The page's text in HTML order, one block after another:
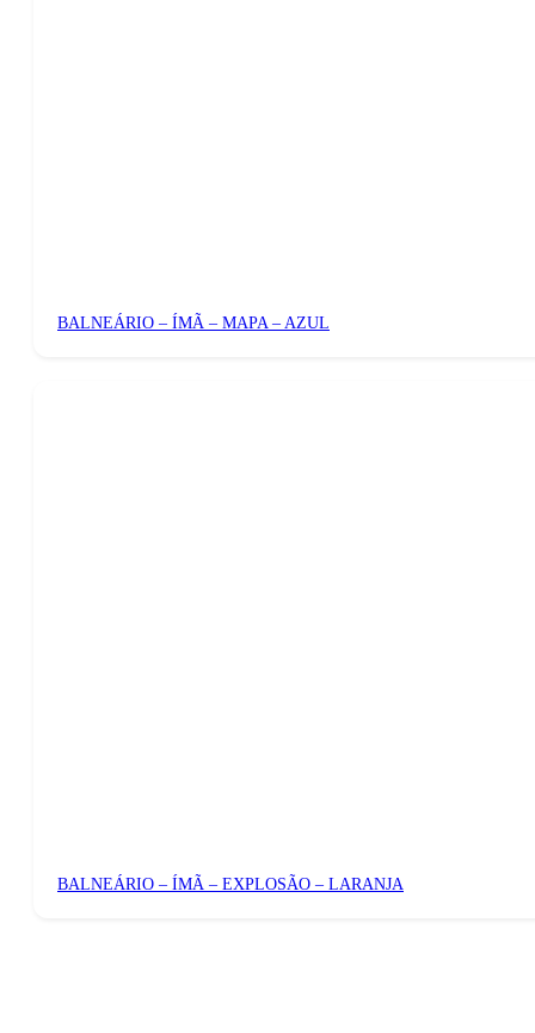
BALNEÁRIO – ÍMÃ – MAPA – AZUL
BALNEÁRIO – ÍMÃ – EXPLOSÃO – LARANJA